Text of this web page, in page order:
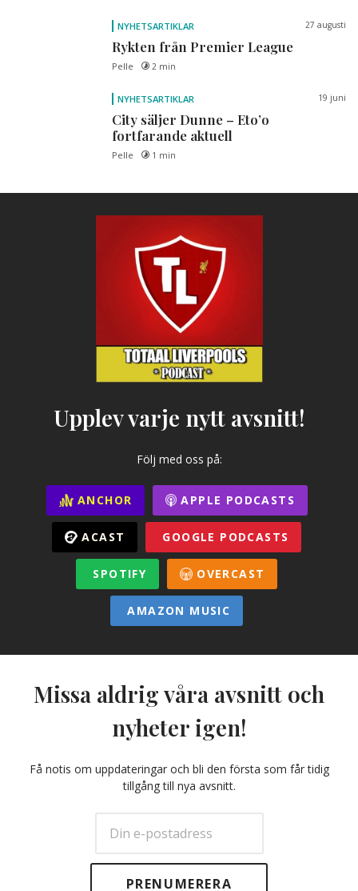
NYHETSARTIKLAR 27 augusti
Rykten från Premier League
Pelle 2 min
NYHETSARTIKLAR 19 juni
City säljer Dunne – Eto’o
fortfarande aktuell
Pelle 1 min
Upplev varje nytt avsnitt!
Följ med oss på:
ANCHOR APPLE PODCASTS
ACAST GOOGLE PODCASTS
SPOTIFY OVERCAST
AMAZON MUSIC
Missa aldrig våra avsnitt och
nyheter igen!
Få notis om uppdateringar och bli den första som får tidig
tillgång till nya avsnitt.